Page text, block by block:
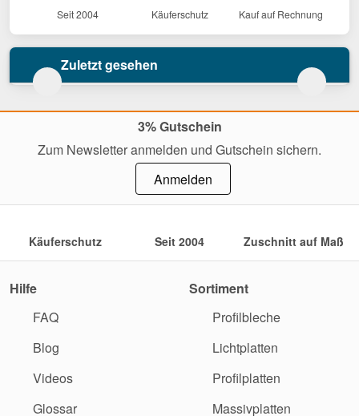
Seit 2004 Käuferschutz Kauf auf Rechnung
Zuletzt gesehen
3% Gutschein
Zum Newsletter anmelden und Gutschein sichern.
Anmelden
Käuferschutz Seit 2004 Zuschnitt auf Maß
Hilfe
FAQ
Blog
Videos
Glossar
Sortiment
Profilbleche
Lichtplatten
Profilplatten
Massivplatten